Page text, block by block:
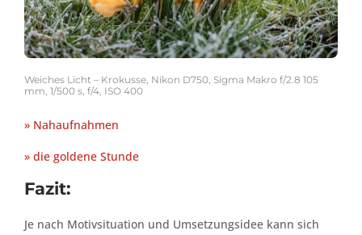
Weiches Licht – Krokusse, Nikon D750, Sigma Makro f/2.8 105
mm, 1/500 s, f/4, ISO 400
» Nahaufnahmen
» die goldene Stunde
Fazit:
Je nach Motivsituation und Umsetzungsidee kann sich